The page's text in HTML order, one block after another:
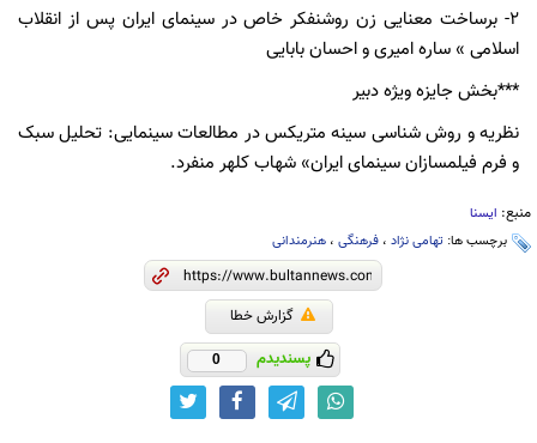
2- برساخت معنایی زن روشنفکر خاص در سینمای ایران پس از انقلاب
اسلامی » ساره امیری و احسان بابایی
***بخش جایزه ویژه دبیر
نظریه و روش شناسی سینه متریکس در مطالعات سینمایی: تحلیل سبک
و فرم فیلمسازان سینمای ایران» شهاب کلهر منفرد.
منبع: ایسنا
برچسب ها: تهامی نژاد ، فرهنگی ، هنرمندانی
گزارش خطا
پسندیدم 0